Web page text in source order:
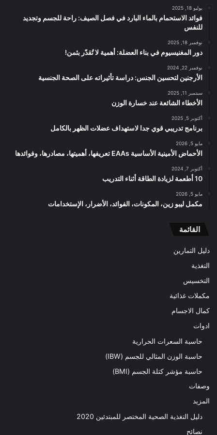
يوليو 18, 2025
فوائد الاستحمام بالماء البارد في فصل الصيف: راحة للجسم وتجديد
للنفس
نوفمبر 18, 2025
دور المغنيسيوم في بناء العضلة: أهمية لا تُقدّر بثمن!
نوفمبر 22, 2024
الأرجنين لتحسين الجنس: دراسة تأثيراته على الصحة الجنسية
سبتمبر 11, 2025
الأخطاء الشائعة عند خسارة الوزن
أكتوبر 5, 2025
برنامج تدريبي قوي جدا لاستهداف عضلات الظهر بالكامل
مايو 5, 2026
الأحماض الأمينية الأساسية EAAs تعريفها، أهميتها، مصادرها، وفوائدها
أكتوبر 7, 2024
10 أطعمة لزيادة الطاقة أثناء التدريب
مايو 5, 2026
مكمل ليبو زين، المكونات، الفوائد، الأضرار، الإستخدامات
القائمة
دليل التمارين
التغذية
التخسيس
مكملات غذائية
كمال الاجسام
ادوات
حاسبة السعرات الحرارية
حاسبة الوزن المثالي للجسم (IBW)
حاسبة مؤشر كتلة الجسم (BMI)
وصفات
المزيد
دليل التغذية الصحية المختصر للمبتدئين 2020​
نصائح